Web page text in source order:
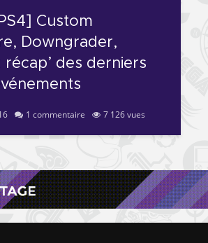
Custom
Downgrader,
récap’ des derniers
1 commentaire 7 126 vues